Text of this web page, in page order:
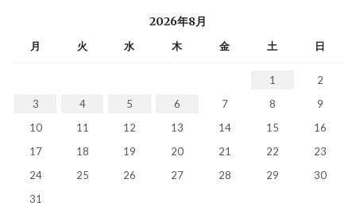
2026年8月
月 火 水 木 金 土 日
1
2
3
4 5 6 7 8
9
10
11 12 13 14 15
16
17
18 19 20 21 22
23
24
25 26 27 28 29
30
31